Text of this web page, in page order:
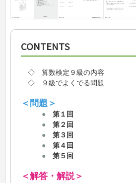
CONTENTS
◇ 算数検定９級の内容
◇ ９級でよくでる問題
＜問題＞
● 第１回
● 第２回
● 第３回
● 第４回
● 第５回
＜解答・解説＞